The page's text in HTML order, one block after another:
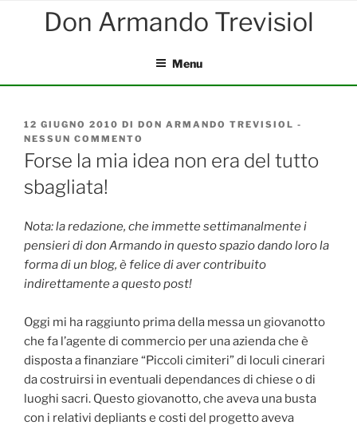
Menu
PUBBLICATO
IL
12 GIUGNO 2010 DI DON ARMANDO TREVISIOL -
NESSUN COMMENTO
FORSE
LA
ERA
DEL
TUTTO
SBAGLIATA!
Forse la mia idea non era del tutto
sbagliata!
Nota: la redazione, che immette settimanalmente i
pensieri di don Armando in questo spazio dando loro la
forma di un blog, è felice di aver contribuito
indirettamente a questo post!
Oggi mi ha raggiunto prima della messa un giovanotto
che fa l’agente di commercio per una azienda che è
disposta a finanziare “Piccoli cimiteri” di loculi cinerari
da costruirsi in eventuali dependances di chiese o di
luoghi sacri. Questo giovanotto, che aveva una busta
con i relativi depliants e costi del progetto aveva